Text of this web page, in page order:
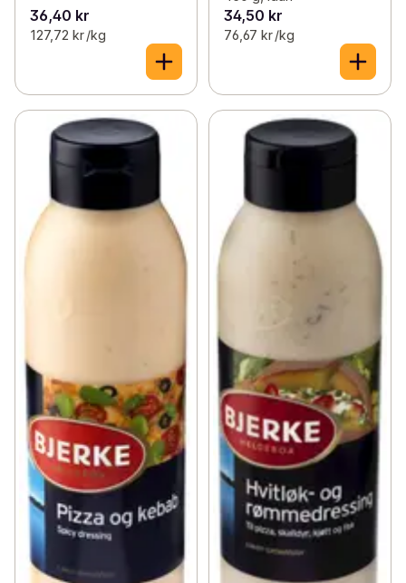
36,40 kr
127,72 kr /kg
34,50 kr
76,67 kr /kg